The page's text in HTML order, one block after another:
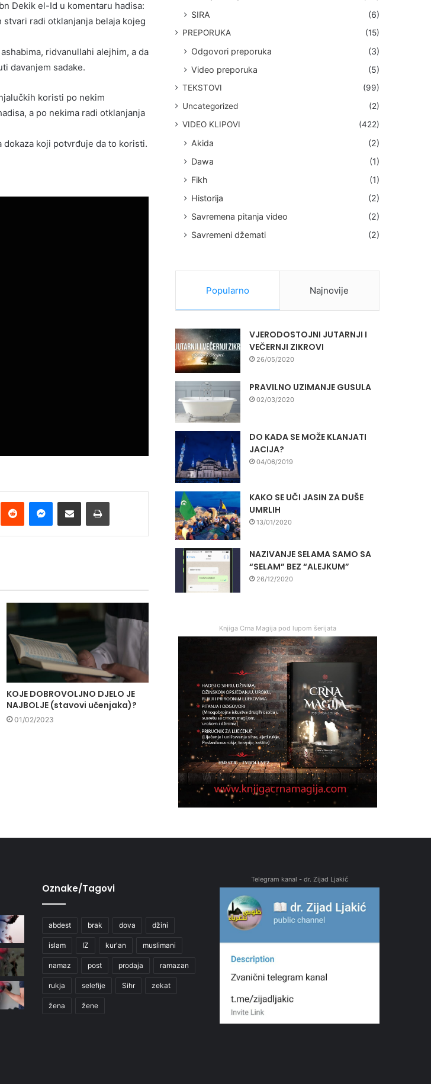
Dekik el-Id u komentaru hadisa:
radi otklanjanja belaja kojeg
ridvanullahi alejhim, a da
davanjem sadake.
koristi po nekim
a po nekima radi otklanjanja
dokaza koji potvrđuje da to koristi.
KOJE DOBROVOLJNO DJELO JE
NAJBOLJE (stavovi učenjaka)?
01/02/2023
SIRA
(6)
PREPORUKA (15)
Odgovori preporuka
(3)
Video preporuka
(5)
TEKSTOVI
(99)
Uncategorized
(2)
VIDEO KLIPOVI
(422)
Akida
(2)
Dawa
(1)
Fikh
(1)
Historija
(2)
Savremena pitanja video
(2)
Savremeni džemati
(2)
Popularno Najnovije
VJERODOSTOJNI JUTARNJI I
VEČERNJI ZIKROVI
26/05/2020
PRAVILNO UZIMANJE GUSULA
02/03/2020
DO KADA SE MOŽE KLANJATI
JACIJA?
04/06/2019
KAKO SE UČI JASIN ZA DUŠE
UMRLIH
13/01/2020
NAZIVANJE SELAMA SAMO SA
“SELAM” BEZ “ALEJKUM”
26/12/2020
Knjiga Crna Magija pod lupom šerijata
Oznake/Tagovi
abdest brak dova džini
islam IZ kur'an muslimani
namaz post prodaja ramazan
rukja selefije Sihr zekat
žena žene
Telegram kanal - dr. Zijad Ljakić